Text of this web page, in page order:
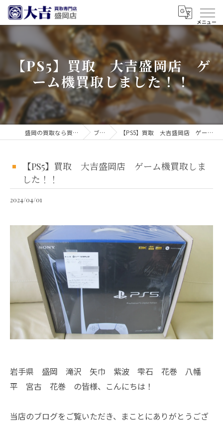
【PS5】買取 大吉盛岡店 ゲ
ーム機買取しました！！
盛岡の買取なら買取大吉 盛岡店 ブログ 【PS5】買取 大吉盛岡店 ゲーム機買取しました！！
【PS5】買取 大吉盛岡店 ゲーム機買取しま
した！！
2024/04/01
岩手県 盛岡 滝沢 矢巾 紫波 雫石 花巻 八幡
平 宮古 花巻 の皆様、こんにちは！
当店のブログをご覧いただき、まことにありがとうござ